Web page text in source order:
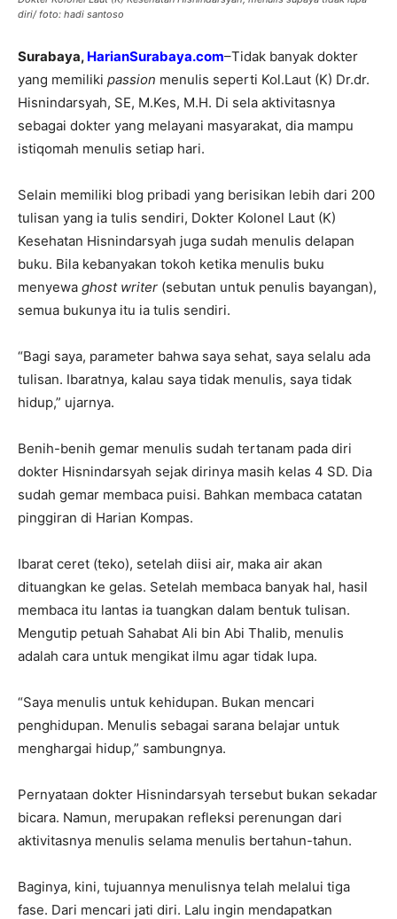
diri/ foto: hadi santoso
Surabaya, HarianSurabaya.com–Tidak banyak dokter
yang memiliki passion menulis seperti Kol.Laut (K) Dr.dr.
Hisnindarsyah, SE, M.Kes, M.H. Di sela aktivitasnya
sebagai dokter yang melayani masyarakat, dia mampu
istiqomah menulis setiap hari.
Selain memiliki blog pribadi yang berisikan lebih dari 200
tulisan yang ia tulis sendiri, Dokter Kolonel Laut (K)
Kesehatan Hisnindarsyah juga sudah menulis delapan
buku. Bila kebanyakan tokoh ketika menulis buku
menyewa ghost writer (sebutan untuk penulis bayangan),
semua bukunya itu ia tulis sendiri.
“Bagi saya, parameter bahwa saya sehat, saya selalu ada
tulisan. Ibaratnya, kalau saya tidak menulis, saya tidak
hidup,” ujarnya.
Benih-benih gemar menulis sudah tertanam pada diri
dokter Hisnindarsyah sejak dirinya masih kelas 4 SD. Dia
sudah gemar membaca puisi. Bahkan membaca catatan
pinggiran di Harian Kompas.
Ibarat ceret (teko), setelah diisi air, maka air akan
dituangkan ke gelas. Setelah membaca banyak hal, hasil
membaca itu lantas ia tuangkan dalam bentuk tulisan.
Mengutip petuah Sahabat Ali bin Abi Thalib, menulis
adalah cara untuk mengikat ilmu agar tidak lupa.
“Saya menulis untuk kehidupan. Bukan mencari
penghidupan. Menulis sebagai sarana belajar untuk
menghargai hidup,” sambungnya.
Pernyataan dokter Hisnindarsyah tersebut bukan sekadar
bicara. Namun, merupakan refleksi perenungan dari
aktivitasnya menulis selama menulis bertahun-tahun.
Baginya, kini, tujuannya menulisnya telah melalui tiga
fase. Dari mencari jati diri. Lalu ingin mendapatkan